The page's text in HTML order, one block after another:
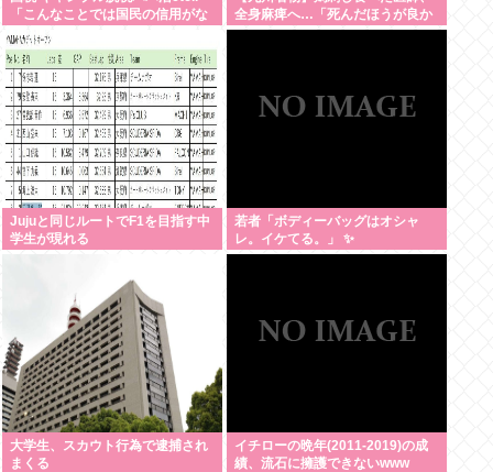
「こんなことでは国民の信用がな
全身麻痺へ…「死んだほうが良か
った」
Jujuと同じルートでF1を目指す中
学生が現れる
若者「ボディーバッグはオシャ
レ。イケてる。」 ✨
大学生、スカウト行為で逮捕され
まくる
イチローの晩年(2011-2019)の成
績、流石に擁護できないwww